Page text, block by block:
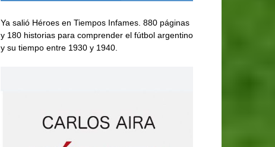
Ya salió Héroes en Tiempos Infames. 880 páginas
y 180 historias para comprender el fútbol argentino
y su tiempo entre 1930 y 1940.